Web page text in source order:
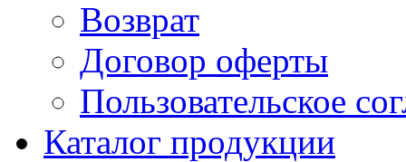
Возврат
Договор оферты
Пользовательское
Каталог продукции